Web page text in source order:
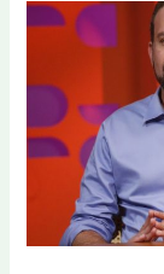
desafia
políticas